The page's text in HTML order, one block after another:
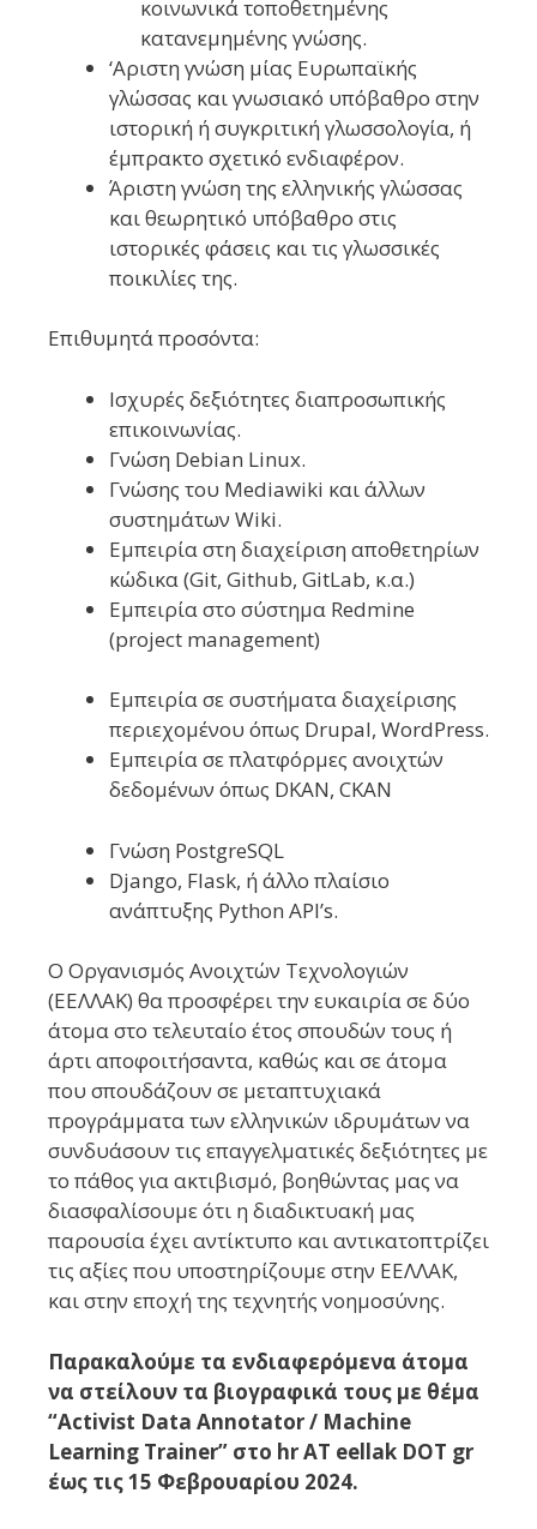
κοινωνικά τοποθετημένης
κατανεμημένης γνώσης.
‘Αριστη γνώση μίας Ευρωπαϊκής
γλώσσας και γνωσιακό υπόβαθρο στην
ιστορική ή συγκριτική γλωσσολογία, ή
έμπρακτο σχετικό ενδιαφέρον.
Άριστη γνώση της ελληνικής γλώσσας
και θεωρητικό υπόβαθρο στις
ιστορικές φάσεις και τις γλωσσικές
ποικιλίες της.
Επιθυμητά προσόντα:
Ισχυρές δεξιότητες διαπροσωπικής
επικοινωνίας.
Γνώση Debian Linux.
Γνώσης του Mediawiki και άλλων
συστημάτων Wiki.
Εμπειρία στη διαχείριση αποθετηρίων
κώδικα (Git, Github, GitLab, κ.α.)
Εμπειρία στο σύστημα Redmine
(project management)
Εμπειρία σε συστήματα διαχείρισης
περιεχομένου όπως Drupal, WordPress.
Εμπειρία σε πλατφόρμες ανοιχτών
δεδομένων όπως DKAN, CKAN
Γνώση PostgreSQL
Django, Flask, ή άλλο πλαίσιο
ανάπτυξης Python API’s.
Ο Οργανισμός Ανοιχτών Τεχνολογιών
(ΕΕΛΛΑΚ) θα προσφέρει την ευκαιρία σε δύο
άτομα στο τελευταίο έτος σπουδών τους ή
άρτι αποφοιτήσαντα, καθώς και σε άτομα
που σπουδάζουν σε μεταπτυχιακά
προγράμματα των ελληνικών ιδρυμάτων να
συνδυάσουν τις επαγγελματικές δεξιότητες με
το πάθος για ακτιβισμό, βοηθώντας μας να
διασφαλίσουμε ότι η διαδικτυακή μας
παρουσία έχει αντίκτυπο και αντικατοπτρίζει
τις αξίες που υποστηρίζουμε στην ΕΕΛΛΑΚ,
και στην εποχή της τεχνητής νοημοσύνης.
Παρακαλούμε τα ενδιαφερόμενα άτομα
να στείλουν τα βιογραφικά τους με θέμα
“Activist Data Annotator / Machine
Learning Trainer” στο hr AT eellak DΟΤ gr
έως τις 15 Φεβρουαρίου 2024.